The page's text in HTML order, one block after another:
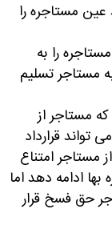
باید عین مستاجره را
مستاجره را به
مستاجر تسلیم
که مستاجر از
قرارداد
مستاجر امتناع
بها ادامه دهد اما
حق فسخ قرار